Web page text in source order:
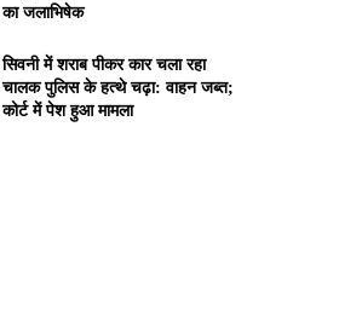
का जलाभिषेक
सिवनी में शराब पीकर कार चला रहा
चालक पुलिस के हत्थे चढ़ा: वाहन जब्त;
कोर्ट में पेश हुआ मामला